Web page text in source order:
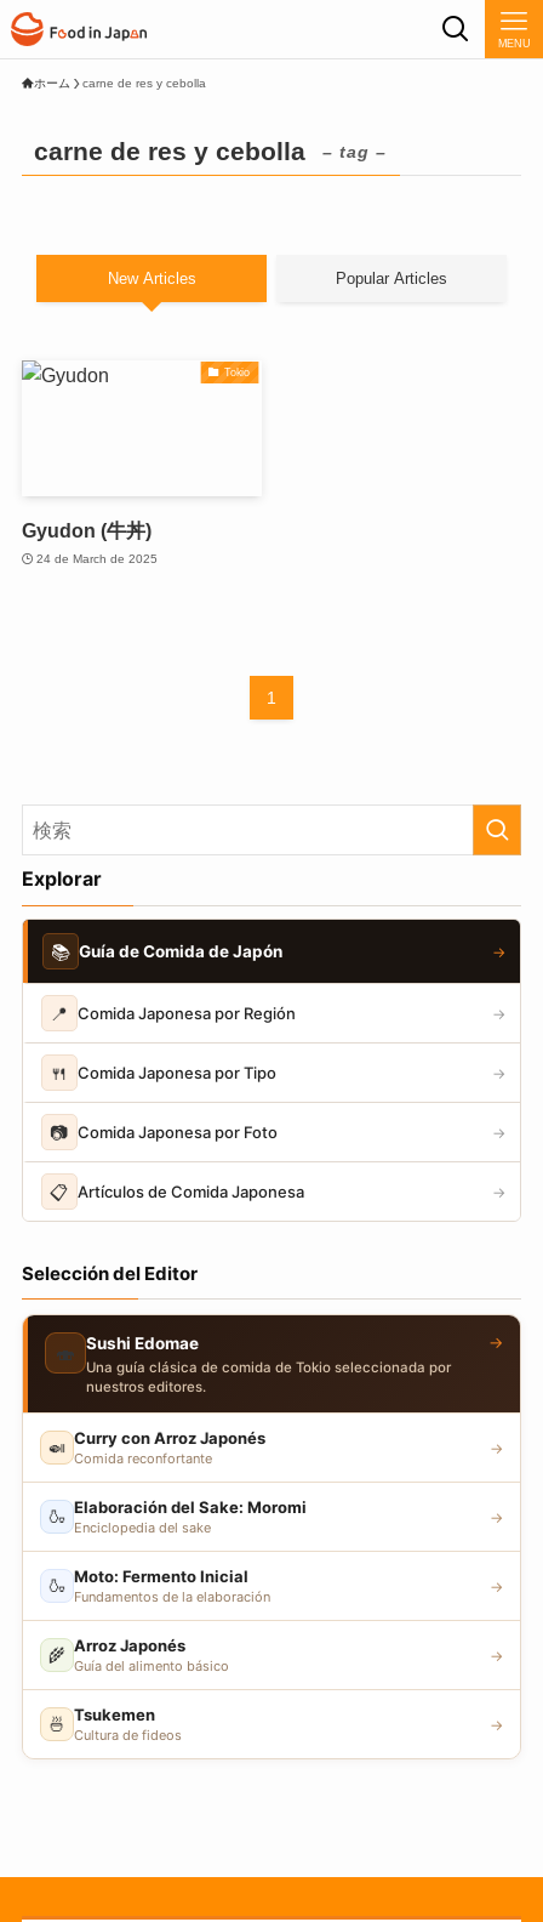
MENU
ホーム carne de res y cebolla
carne de res y cebolla – tag –
New Articles Popular Articles
Tokio
Gyudon (牛丼)
24 de March de 2025
1
Explorar
📚 Guía de Comida de Japón →
📍 Comida Japonesa por Región →
🍴 Comida Japonesa por Tipo →
📷 Comida Japonesa por Foto →
📋 Artículos de Comida Japonesa →
Selección del Editor
🍣 Sushi Edomae
Una guía clásica de comida de Tokio seleccionada por
nuestros editores.
→
🍛 Curry con Arroz Japonés
Comida reconfortante
→
🍶 Elaboración del Sake: Moromi
Enciclopedia del sake
→
🍶 Moto: Fermento Inicial
Fundamentos de la elaboración
→
🌾 Arroz Japonés
Guía del alimento básico
→
🍜 Tsukemen
Cultura de fideos
→